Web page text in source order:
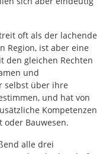
oft als der lachende
Region, ist aber eine
den gleichen Rechten
und
selbst über ihre
und hat von
Kompetenzen
Bauwesen.
alle drei